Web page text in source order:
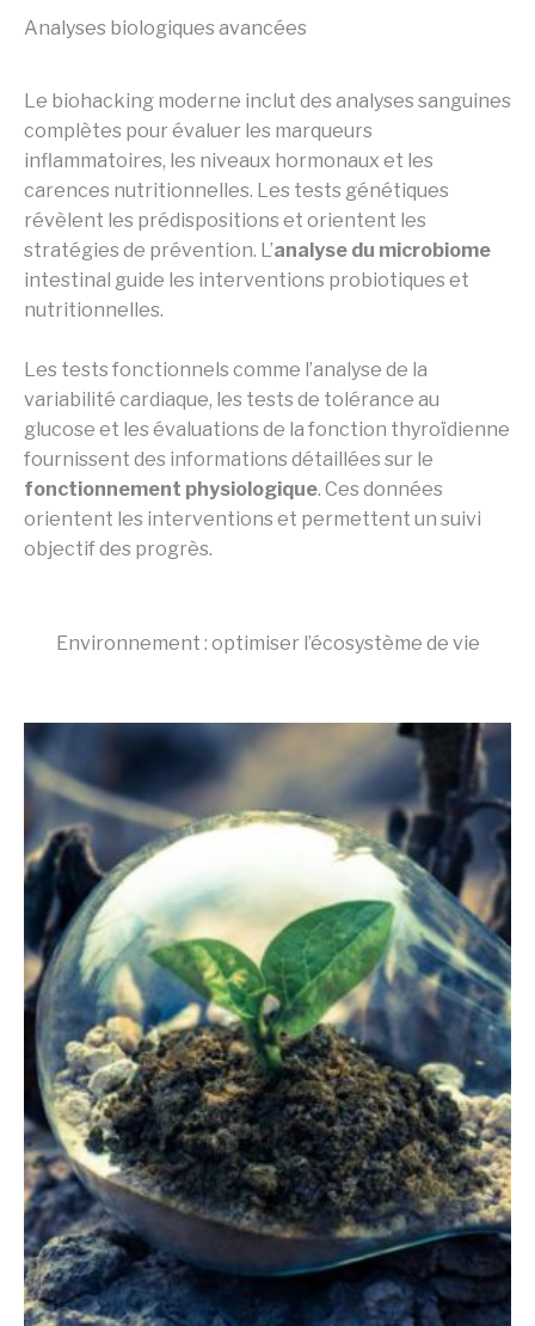
Analyses biologiques avancées
Le biohacking moderne inclut des analyses sanguines
complètes pour évaluer les marqueurs
inflammatoires, les niveaux hormonaux et les
carences nutritionnelles. Les tests génétiques
révèlent les prédispositions et orientent les
stratégies de prévention. L’analyse du microbiome
intestinal guide les interventions probiotiques et
nutritionnelles.
Les tests fonctionnels comme l’analyse de la
variabilité cardiaque, les tests de tolérance au
glucose et les évaluations de la fonction thyroïdienne
fournissent des informations détaillées sur le
fonctionnement physiologique. Ces données
orientent les interventions et permettent un suivi
objectif des progrès.
Environnement : optimiser l’écosystème de vie